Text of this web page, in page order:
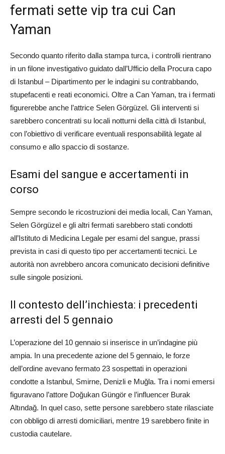
fermati sette vip tra cui Can
Yaman
Secondo quanto riferito dalla stampa turca, i controlli rientrano
in un filone investigativo guidato dall’Ufficio della Procura capo
di Istanbul – Dipartimento per le indagini su contrabbando,
stupefacenti e reati economici. Oltre a Can Yaman, tra i fermati
figurerebbe anche l’attrice Selen Görgüzel. Gli interventi si
sarebbero concentrati su locali notturni della città di Istanbul,
con l’obiettivo di verificare eventuali responsabilità legate al
consumo e allo spaccio di sostanze.
Esami del sangue e accertamenti in
corso
Sempre secondo le ricostruzioni dei media locali, Can Yaman,
Selen Görgüzel e gli altri fermati sarebbero stati condotti
all’Istituto di Medicina Legale per esami del sangue, prassi
prevista in casi di questo tipo per accertamenti tecnici. Le
autorità non avrebbero ancora comunicato decisioni definitive
sulle singole posizioni.
Il contesto dell’inchiesta: i precedenti
arresti del 5 gennaio
L’operazione del 10 gennaio si inserisce in un’indagine più
ampia. In una precedente azione del 5 gennaio, le forze
dell’ordine avevano fermato 23 sospettati in operazioni
condotte a Istanbul, Smirne, Denizli e Muğla. Tra i nomi emersi
figuravano l’attore Doğukan Güngör e l’influencer Burak
Altındağ. In quel caso, sette persone sarebbero state rilasciate
con obbligo di arresti domiciliari, mentre 19 sarebbero finite in
custodia cautelare.